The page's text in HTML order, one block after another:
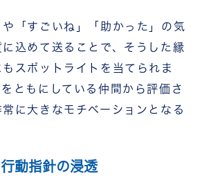
や「すごいね」「助かった」の気
込めて送ることで、そうした縁
スポットライトを当てられま
ともにしている仲間から評価さ
に大きなモチベーションとなる
動指針の浸透